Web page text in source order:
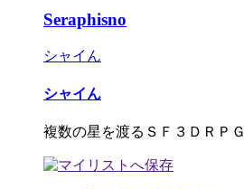
Seraphisno
シャイん
シャイん
複数の星を渡るＳＦ３ＤＲＰＧ